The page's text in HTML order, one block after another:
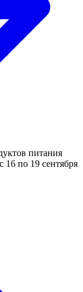
питания
16 по 19 сентября